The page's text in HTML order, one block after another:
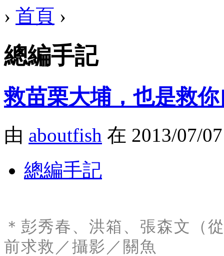
› 首頁 ›
總編手記
救苗栗大埔，也是救
由 aboutfish 在 2013/07/
總編手記
＊彭秀春、洪箱、張森文（
前求救 ／攝影／關魚